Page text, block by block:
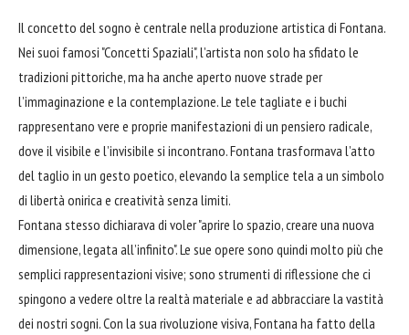
Il concetto del sogno è centrale nella produzione artistica di Fontana.
Nei suoi famosi "Concetti Spaziali", l’artista non solo ha sfidato le
tradizioni pittoriche, ma ha anche aperto nuove strade per
l’immaginazione e la contemplazione. Le tele tagliate e i buchi
rappresentano vere e proprie manifestazioni di un pensiero radicale,
dove il visibile e l’invisibile si incontrano. Fontana trasformava l’atto
del taglio in un gesto poetico, elevando la semplice tela a un simbolo
di libertà onirica e creatività senza limiti.
Fontana stesso dichiarava di voler "aprire lo spazio, creare una nuova
dimensione, legata all’infinito". Le sue opere sono quindi molto più che
semplici rappresentazioni visive; sono strumenti di riflessione che ci
spingono a vedere oltre la realtà materiale e ad abbracciare la vastità
dei nostri sogni. Con la sua rivoluzione visiva, Fontana ha fatto della